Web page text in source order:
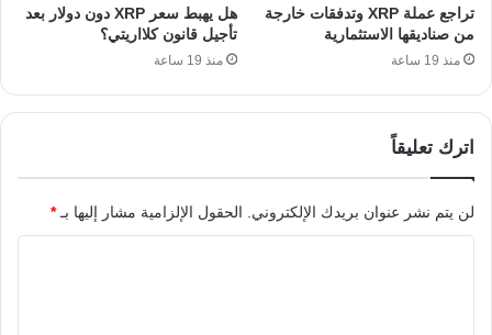
تراجع عملة XRP وتدفقات خارجة
من صناديقها الاستثمارية
منذ 19 ساعة
هل يهبط سعر XRP دون دولار بعد
تأجيل قانون كلااريتي؟
منذ 19 ساعة
اترك تعليقاً
لن يتم نشر عنوان بريدك الإلكتروني. الحقول الإلزامية مشار إليها بـ*